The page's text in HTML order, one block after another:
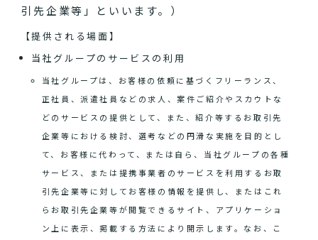
引先企業等」といいます。）
【提供される場面】
当社グループのサービスの利用
当社グループは、お客様の依頼に基づくフリーランス、
正社員、派遣社員などの求人、案件ご紹介やスカウトな
どのサービスの提供として、また、紹介等するお取引先
企業等における検討、選考などの円滑な実施を目的とし
て、お客様に代わって、または自ら、当社グループの各種
サービス、または提携事業者のサービスを利用するお取
引先企業等に対してお客様の情報を提供し、またはこれ
らお取引先企業等が閲覧できるサイト、アプリケーショ
ン上に表示、掲載する方法により開示します。なお、こ